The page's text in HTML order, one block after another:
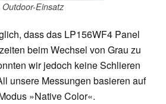
Outdoor-Einsatz
dass das LP156WF4 Panel
beim Wechsel von Grau zu
wir jedoch keine Schlieren
unsere Messungen basieren auf
»Native Color«.